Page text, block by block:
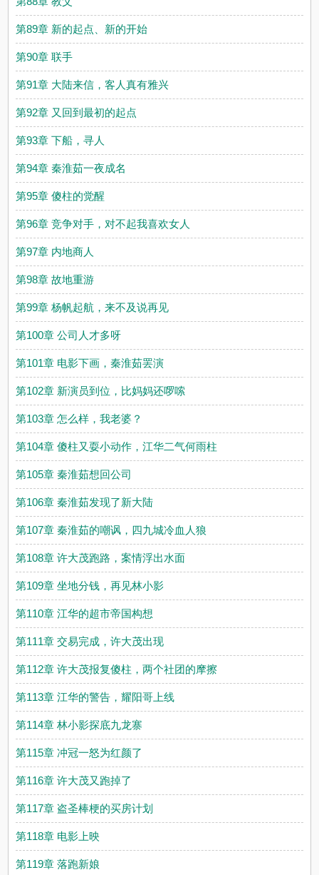
第89章 新的起点、新的开始
第90章 联手
第91章 大陆来信，客人真有雅兴
第92章 又回到最初的起点
第93章 下船，寻人
第94章 秦淮茹一夜成名
第95章 傻柱的觉醒
第96章 竞争对手，对不起我喜欢女人
第97章 内地商人
第98章 故地重游
第99章 杨帆起航，来不及说再见
第100章 公司人才多呀
第101章 电影下画，秦淮茹罢演
第102章 新演员到位，比妈妈还啰嗦
第103章 怎么样，我老婆？
第104章 傻柱又耍小动作，江华二气何雨柱
第105章 秦淮茹想回公司
第106章 秦淮茹发现了新大陆
第107章 秦淮茹的嘲讽，四九城冷血人狼
第108章 许大茂跑路，案情浮出水面
第109章 坐地分钱，再见林小影
第110章 江华的超市帝国构想
第111章 交易完成，许大茂出现
第112章 许大茂报复傻柱，两个社团的摩擦
第113章 江华的警告，耀阳哥上线
第114章 林小影探底九龙寨
第115章 冲冠一怒为红颜了
第116章 许大茂又跑掉了
第117章 盗圣棒梗的买房计划
第118章 电影上映
第119章 落跑新娘